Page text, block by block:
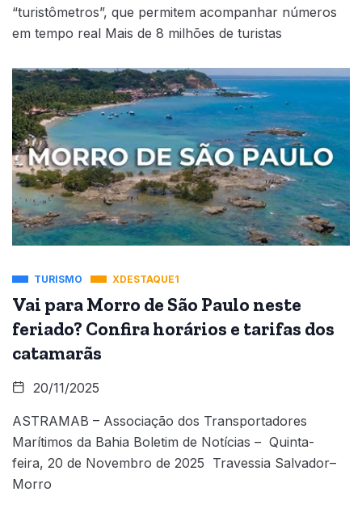
“turistômetros”, que permitem acompanhar números
em tempo real Mais de 8 milhões de turistas
TURISMO XDESTAQUE1
Vai para Morro de São Paulo neste
feriado? Confira horários e tarifas dos
catamarãs
20/11/2025
ASTRAMAB – Associação dos Transportadores
Marítimos da Bahia Boletim de Notícias – Quinta-
feira, 20 de Novembro de 2025 Travessia Salvador–
Morro